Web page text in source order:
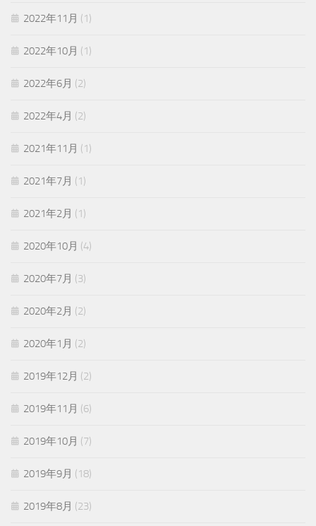
2022年11月 (1)
2022年10月 (1)
2022年6月 (2)
2022年4月 (2)
2021年11月 (1)
2021年7月 (1)
2021年2月 (1)
2020年10月 (4)
2020年7月 (3)
2020年2月 (2)
2020年1月 (2)
2019年12月 (2)
2019年11月 (6)
2019年10月 (7)
2019年9月 (18)
2019年8月 (23)